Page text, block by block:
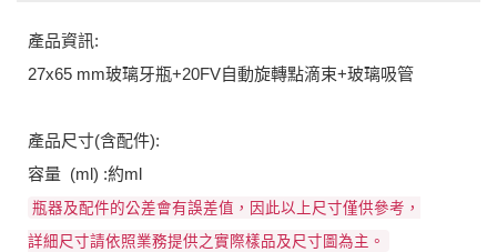
產品資訊:
27x65 mm玻璃牙瓶+20FV自動旋轉點滴束+玻璃吸管
產品尺寸(含配件):
容量 (ml) :約ml
瓶器及配件的公差會有誤差值，因此以上尺寸僅供參考，
詳細尺寸請依照業務提供之實際樣品及尺寸圖為主。